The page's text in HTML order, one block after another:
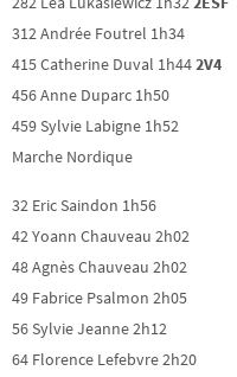
312 Andrée Foutrel 1h34
415 Catherine Duval 1h442V4
456 Anne Duparc 1h50
459 Sylvie Labigne 1h52
Marche Nordique
32 Eric Saindon 1h56
42 Yoann Chauveau 2h02
48 Agnès Chauveau 2h02
49 Fabrice Psalmon 2h05
56 Sylvie Jeanne 2h12
64 Florence Lefebvre 2h20